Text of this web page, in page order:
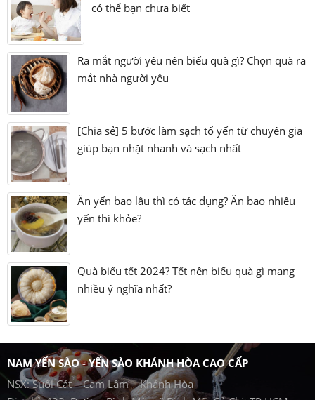
có thể bạn chưa biết
Ra mắt người yêu nên biếu quà gì? Chọn quà ra
mắt nhà người yêu
[Chia sẻ] 5 bước làm sạch tổ yến từ chuyên gia
giúp bạn nhặt nhanh và sạch nhất
Ăn yến bao lâu thì có tác dụng? Ăn bao nhiêu
yến thì khỏe?
Quà biếu tết 2024? Tết nên biếu quà gì mang
nhiều ý nghĩa nhất?
NAM YẾN SÀO - YẾN SÀO KHÁNH HÒA CAO CẤP
NSX: Suối Cát – Cam Lâm – Khánh Hòa